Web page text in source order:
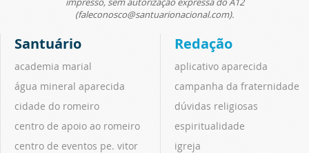
(faleconosco@santuarionacional.com).
Santuário
academia marial
água mineral aparecida
cidade do romeiro
centro de apoio ao romeiro
centro de eventos pe. vitor
Redação
aplicativo aparecida
campanha da fraternidade
dúvidas religiosas
espiritualidade
igreja